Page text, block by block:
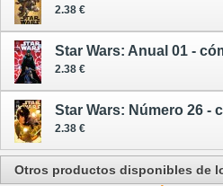
2.38 €
Star Wars: Anual 01 -
2.38 €
Star Wars: Número 26 -
2.38 €
Otros productos disponibles de